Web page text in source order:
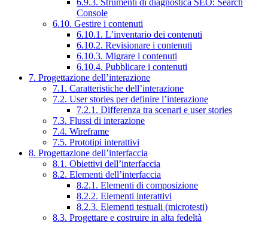
6.9.3. Strumenti di diagnostica SEO: Search
Console
6.10. Gestire i contenuti
6.10.1. L’inventario dei contenuti
6.10.2. Revisionare i contenuti
6.10.3. Migrare i contenuti
6.10.4. Pubblicare i contenuti
7. Progettazione dell’interazione
7.1. Caratteristiche dell’interazione
7.2. User stories per definire l’interazione
7.2.1. Differenza tra scenari e user stories
7.3. Flussi di interazione
7.4. Wireframe
7.5. Prototipi interattivi
8. Progettazione dell’interfaccia
8.1. Obiettivi dell’interfaccia
8.2. Elementi dell’interfaccia
8.2.1. Elementi di composizione
8.2.2. Elementi interattivi
8.2.3. Elementi testuali (microtesti)
8.3. Progettare e costruire in alta fedeltà